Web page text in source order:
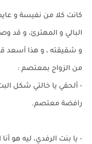
كانت كلا من نفيسة و
البالي و المهترئ، و
و شقيقته ، و هذا أسعد
من الزواج بمعتصم :
- ألحقي يا خالتي شكل
رافضة معتصم.
- يا بنت الرفدي، ليه هو